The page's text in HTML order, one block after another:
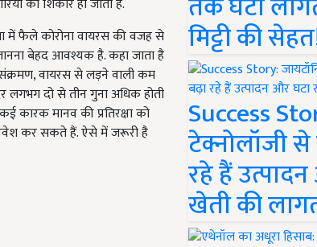
का शिकार हो जाता है.
में फैले कोरोना वायरस की वजह से
बेहद आवश्यक है. कहा जाता है
संक्रमण, वायरस से लड़ने वाली कम
लगभग दो से तीन गुना अधिक होती
कारक मानव की प्रतिरक्षा को
कर सकते हैं. ऐसे में जरूरी है
मिट्टी की
Success
टेक्नोलॉजी
रहे हैं
खेती की